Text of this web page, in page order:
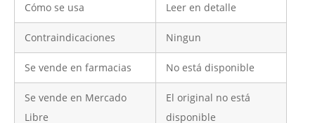
Cómo se usa Leer en detalle
Contraindicaciones Ningun
Se vende en farmacias No está disponible
Se vende en Mercado
Libre
El original no está
disponible